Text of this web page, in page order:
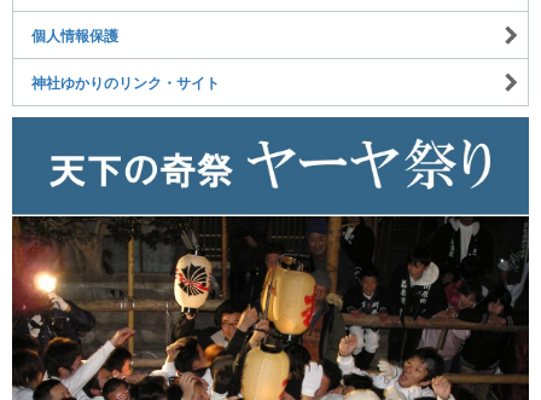
個人情報保護
神社ゆかりのリンク・サイト